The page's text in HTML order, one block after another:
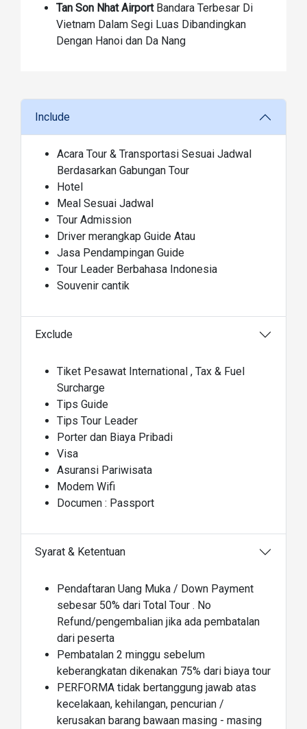
Tan Son Nhat Airport Bandara Terbesar Di
Vietnam Dalam Segi Luas Dibandingkan
Dengan Hanoi dan Da Nang
Include
Acara Tour & Transportasi Sesuai Jadwal
Berdasarkan Gabungan Tour
Hotel
Meal Sesuai Jadwal
Tour Admission
Driver merangkap Guide Atau
Jasa Pendampingan Guide
Tour Leader Berbahasa Indonesia
Souvenir cantik
Exclude
Tiket Pesawat International , Tax & Fuel
Surcharge
Tips Guide
Tips Tour Leader
Porter dan Biaya Pribadi
Visa
Asuransi Pariwisata
Modem Wifi
Documen : Passport
Syarat & Ketentuan
Pendaftaran Uang Muka / Down Payment
sebesar 50% dari Total Tour . No
Refund/pengembalian jika ada pembatalan
dari peserta
Pembatalan 2 minggu sebelum
keberangkatan dikenakan 75% dari biaya tour
PERFORMA tidak bertanggung jawab atas
kecelakaan, kehilangan, pencurian /
kerusakan barang bawaan masing - masing